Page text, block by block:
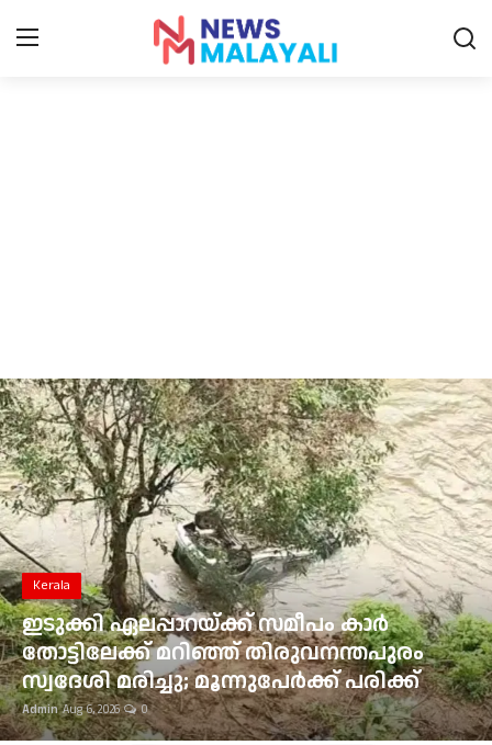
Entertainment
Sports
Food
Gulf News
Loksabha Election 2024
Technology
Health
Jobs Mall
Kerala
ഇടുക്കി ഏലപ്പാറയ്ക്ക് സമീപം കാർ
തോട്ടിലേക്ക് മറിഞ്ഞ് തിരുവനന്തപുരം
സ്വദേശി മരിച്ചു; മൂന്നുപേർക്ക് പരിക്ക്
Admin Aug 6, 2026 0